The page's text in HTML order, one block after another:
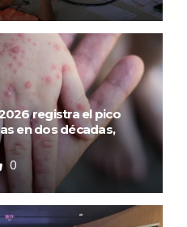
registra el pico
en dos décadas,
0